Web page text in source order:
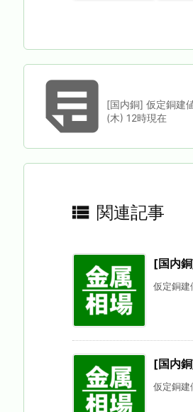
[国内銅] 仮定銅建
(木) 12時現在
 関連記事
[国内
仮定銅建
[国内
仮定銅建